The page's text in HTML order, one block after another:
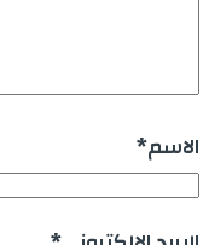
الاسم*